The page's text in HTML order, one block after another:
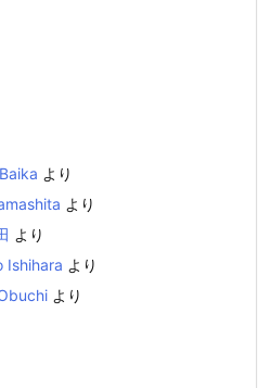
より
より
より
Ishihara より
より